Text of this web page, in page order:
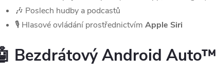
🎶 Poslech hudby a podcastů
🎙️ Hlasové ovládání prostřednictvím Apple Siri
Bezdrátový Android Auto™